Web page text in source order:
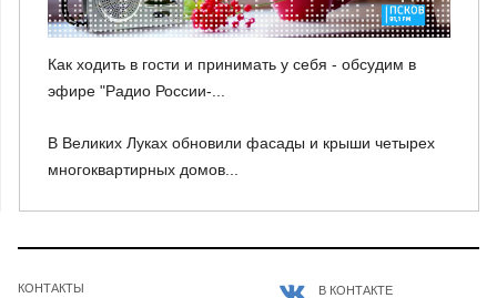
Как ходить в гости и принимать у себя - обсудим в
эфире "Радио России-...
В Великих Луках обновили фасады и крыши четырех
многоквартирных домов...
КОНТАКТЫ В КОНТАКТЕ